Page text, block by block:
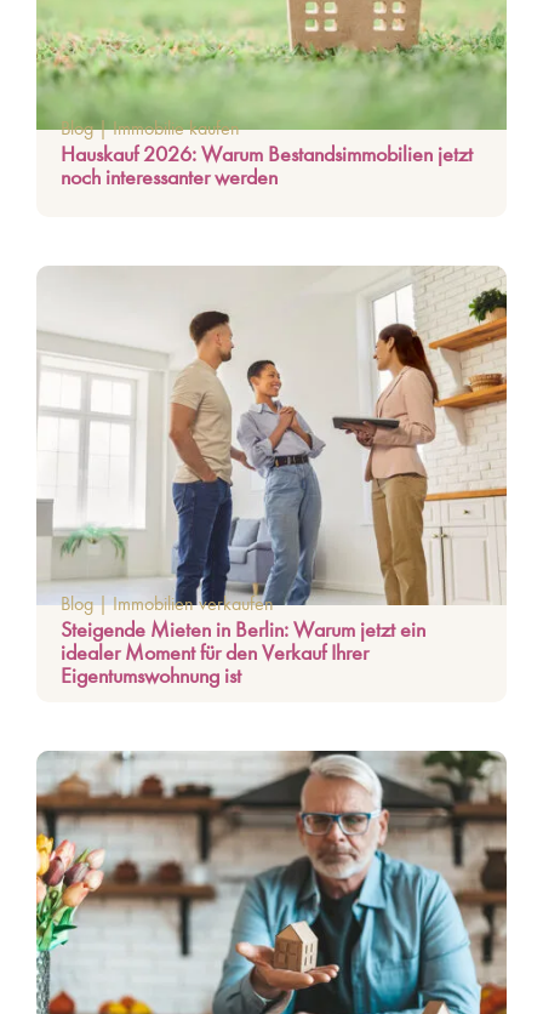
Blog| Immobilie kaufen
Hauskauf 2026: Warum Bestandsimmobilien jetzt
noch interessanter werden
Blog| Immobilien verkaufen
Steigende Mieten in Berlin: Warum jetzt ein
idealer Moment für den Verkauf Ihrer
Eigentumswohnung ist